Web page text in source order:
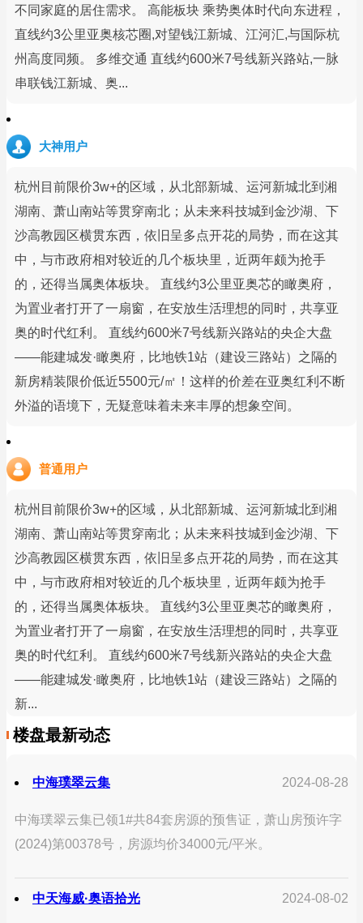
不同家庭的居住需求。 高能板块 乘势奥体时代向东进程，
直线约3公里亚奥核芯圈,对望钱江新城、江河汇,与国际杭
州高度同频。 多维交通 直线约600米7号线新兴路站,一脉
串联钱江新城、奥...
大神用户
杭州目前限价3w+的区域，从北部新城、运河新城北到湘
湖南、萧山南站等贯穿南北；从未来科技城到金沙湖、下
沙高教园区横贯东西，依旧呈多点开花的局势，而在这其
中，与市政府相对较近的几个板块里，近两年颇为抢手
的，还得当属奥体板块。 直线约3公里亚奥芯的瞰奥府，
为置业者打开了一扇窗，在安放生活理想的同时，共享亚
奥的时代红利。 直线约600米7号线新兴路站的央企大盘
——能建城发·瞰奥府，比地铁1站（建设三路站）之隔的
新房精装限价低近5500元/㎡！这样的价差在亚奥红利不断
外溢的语境下，无疑意味着未来丰厚的想象空间。
普通用户
杭州目前限价3w+的区域，从北部新城、运河新城北到湘
湖南、萧山南站等贯穿南北；从未来科技城到金沙湖、下
沙高教园区横贯东西，依旧呈多点开花的局势，而在这其
中，与市政府相对较近的几个板块里，近两年颇为抢手
的，还得当属奥体板块。 直线约3公里亚奥芯的瞰奥府，
为置业者打开了一扇窗，在安放生活理想的同时，共享亚
奥的时代红利。 直线约600米7号线新兴路站的央企大盘
——能建城发·瞰奥府，比地铁1站（建设三路站）之隔的
新...
楼盘最新动态
中海璞翠云集 2024-08-28
中海璞翠云集已领1#共84套房源的预售证，萧山房预许字
(2024)第00378号，房源均价34000元/平米。
中天海威·奥语拾光 2024-08-02